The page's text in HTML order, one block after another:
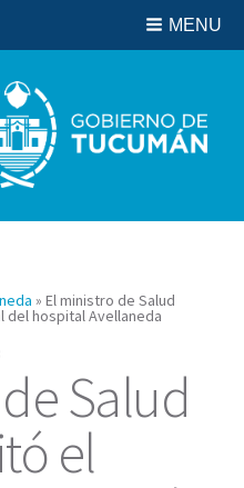
MENU
» El ministro de Salud
del hospital Avellaneda
Salud
el